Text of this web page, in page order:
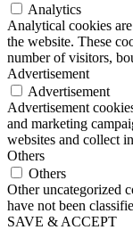
Analytics
Analytical cookies
the website. These
number of visitors,
Advertisement
Advertisement
Advertisement
and marketing
websites and collect
Others
Others
Other uncategorized
have not been
SAVE & ACCEPT